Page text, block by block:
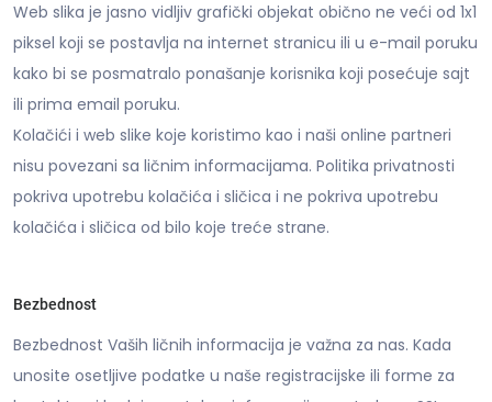
Web slika je jasno vidljiv grafički objekat obično ne veći od 1x1
piksel koji se postavlja na internet stranicu ili u e-mail poruku
kako bi se posmatralo ponašanje korisnika koji posećuje sajt
ili prima email poruku.
Kolačići i web slike koje koristimo kao i naši online partneri
nisu povezani sa ličnim informacijama. Politika privatnosti
pokriva upotrebu kolačića i sličica i ne pokriva upotrebu
kolačića i sličica od bilo koje treće strane.
Bezbednost
Bezbednost Vaših ličnih informacija je važna za nas. Kada
unosite osetljive podatke u naše registracijske ili forme za